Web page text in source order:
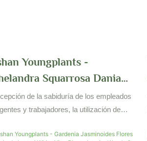
Youngplants -
Squarrosa Dania
De Flores De Interior
Nuevo Regalo Woody &
de la sabiduría de los empleados
y trabajadores, la utilización de
importante en el proceso de fabricación